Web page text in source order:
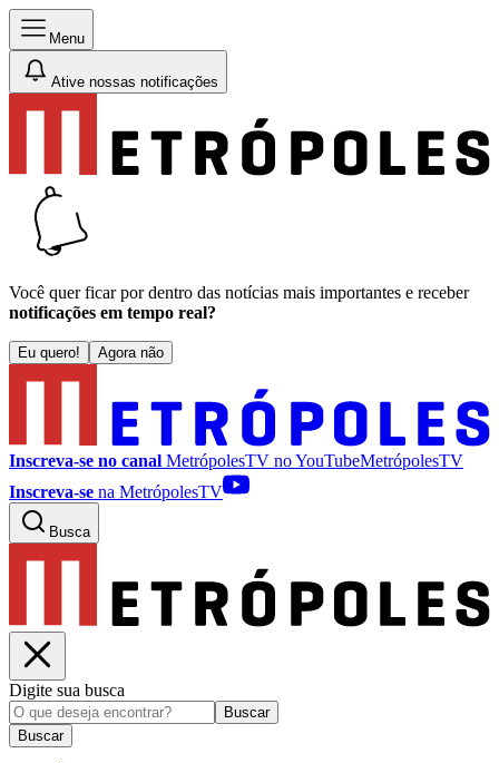
Menu
Ative nossas notificações
Você quer ficar por dentro das notícias mais importantes e receber
notificações em tempo real?
Eu quero! Agora não
Inscreva-se no canal MetrópolesTV noYouTubeMetrópolesTV
Inscreva-se na MetrópolesTV
Busca
Digite sua busca
Buscar
Buscar